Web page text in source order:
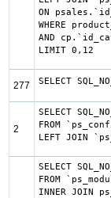
ON
WHERE
AND
LIMIT 0,12
277 SELECT
2
SELECT
FROM
LEFT JOIN
SELECT
FROM
INNER JOIN